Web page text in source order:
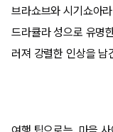
브라쇼브와 시기쇼아
드라큘라 성으로 유명
러져 강렬한 인상을 남